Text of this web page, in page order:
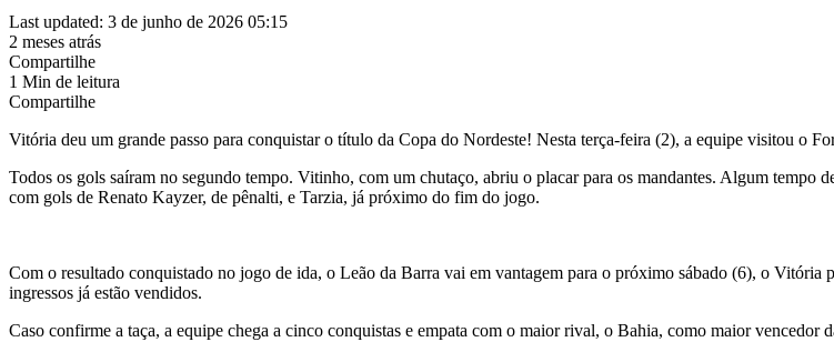
Last updated: 3 de junho de 2026 05:15
2 meses atrás
Compartilhe
1 Min de leitura
Compartilhe
Vitória deu um grande passo para conquistar o título da Copa do Nordeste! Nesta terça-feira (2), a equipe visitou o
Todos os gols saíram no segundo tempo. Vitinho, com um chutaço, abriu o placar para os mandantes. Algum
com gols de Renato Kayzer, de pênalti, e Tarzia, já próximo do fim do jogo.
Com o resultado conquistado no jogo de ida, o Leão da Barra vai em vantagem para o próximo sábado (6), o
ingressos já estão vendidos.
Caso confirme a taça, a equipe chega a cinco conquistas e empata com o maior rival, o Bahia, como maior vencedor